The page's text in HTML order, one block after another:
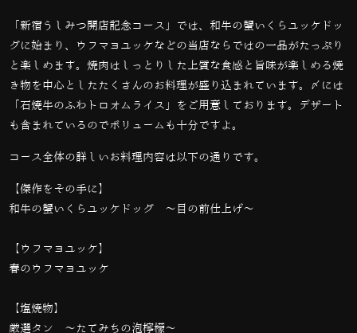
「新宿うしみつ開店記念コース」では、 和牛の蟹いくらユッケドッ
グに始まり、
ウフマヨユッケなどの当店ならではの一品がたっぷり
と楽しめます。焼肉は しっとりした上質な食感と旨味が楽しめる焼
き物を中心としたたくさんのお料理が盛り込まれています。〆には
「石焼牛のふわトロオムライス」をご用意しております。デザート
も含まれているのでボリュームも十分ですよ。
コース全体の詳しいお料理内容は以下の通りです。
【傑作をその手に】
和牛の蟹いくらユッケドッグ ～目の前仕上げ～
【ウフマヨユッケ】
春のウフマヨユッケ
【塩焼物】
厳選タン 〜たてみちの泡檸檬〜